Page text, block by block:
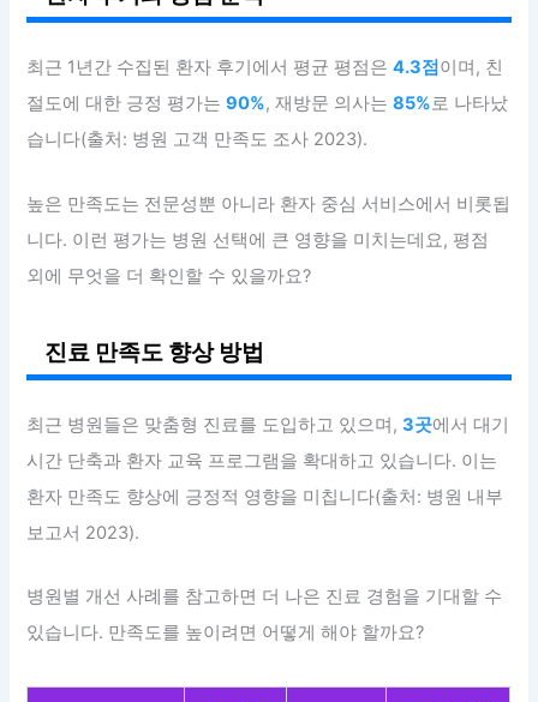
최근 1년간 수집된 환자 후기에서 평균 평점은4.3점 이며, 친
절도에 대한 긍정 평가는90%, 재방문 의사는85%로 나타났
습니다(출처: 병원 고객 만족도 조사 2023).
높은 만족도는 전문성뿐 아니라 환자 중심 서비스에서 비롯됩
니다. 이런 평가는 병원 선택에 큰 영향을 미치는데요, 평점
외에 무엇을 더 확인할 수 있을까요?
진료 만족도 향상 방법
최근 병원들은 맞춤형 진료를 도입하고 있으며,3곳에서 대기
시간 단축과 환자 교육 프로그램을 확대하고 있습니다. 이는
환자 만족도 향상에 긍정적 영향을 미칩니다(출처: 병원 내부
보고서 2023).
병원별 개선 사례를 참고하면 더 나은 진료 경험을 기대할 수
있습니다. 만족도를 높이려면 어떻게 해야 할까요?